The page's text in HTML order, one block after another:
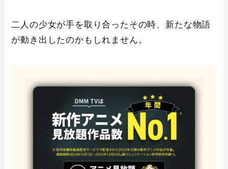
二人の少女が手を取り合ったその時、新たな物語
が動き出したのかもしれません。